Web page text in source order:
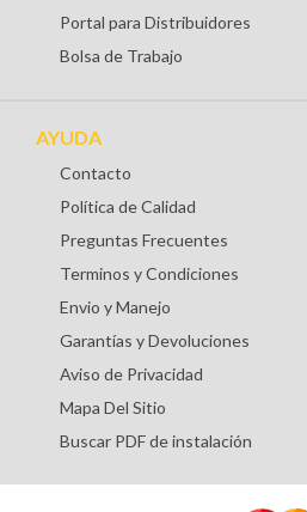
Portal para Distribuidores
Bolsa de Trabajo
AYUDA
Contacto
Política de Calidad
Preguntas Frecuentes
Terminos y Condiciones
Envio y Manejo
Garantías y Devoluciones
Aviso de Privacidad
Mapa Del Sitio
Buscar PDF de instalación